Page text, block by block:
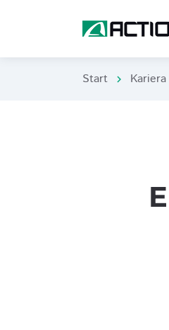
Start chevron_right Kariera